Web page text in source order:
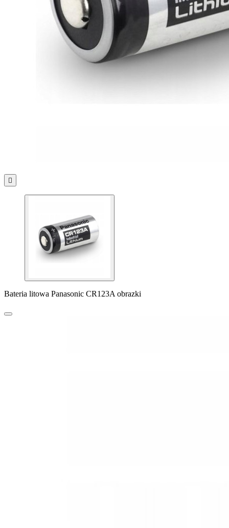

Bateria litowa Panasonic CR123A obrazki